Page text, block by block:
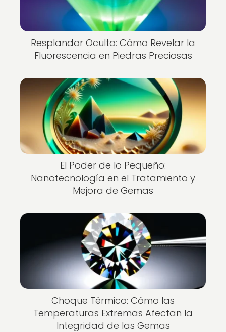
Resplandor Oculto: Cómo Revelar la
Fluorescencia en Piedras Preciosas
El Poder de lo Pequeño:
Nanotecnología en el Tratamiento y
Mejora de Gemas
Choque Térmico: Cómo las
Temperaturas Extremas Afectan la
Integridad de las Gemas